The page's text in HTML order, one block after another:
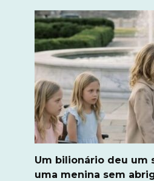
Um bilionário deu um
uma menina sem